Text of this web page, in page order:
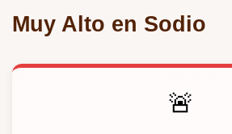
Muy Alto en Sodio
🚨